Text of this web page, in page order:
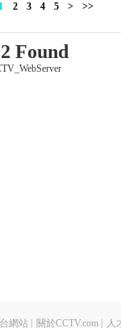
1 2 3 4 5 > >>
Found
網站 關於CCTV.com 人